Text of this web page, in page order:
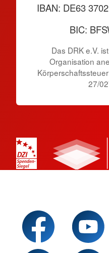
IBAN: DE63
BIC:
Das DRK e.V.
Organisation
27/